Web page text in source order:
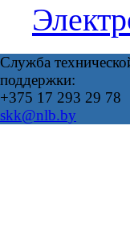
Служба
поддержки:
+375 17 293 29 78
skk@nlb.by